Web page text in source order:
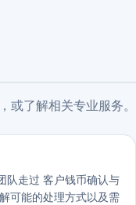
了解相关专业服务。
队走过 客户钱币确认与
可能的处理方式以及需